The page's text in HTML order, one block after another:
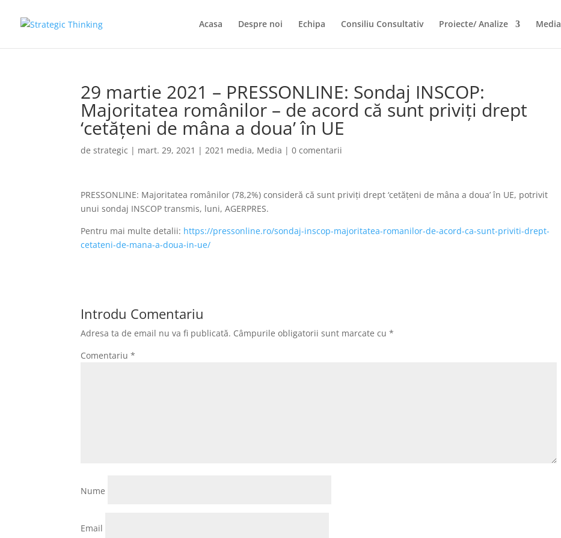
Acasa Despre noi Echipa Consiliu Consultativ Proiecte/ Analize Media
29 martie 2021 – PRESSONLINE: Sondaj INSCOP:
Majoritatea românilor – de acord că sunt priviţi drept
‘cetăţeni de mâna a doua’ în UE
destrategic | mart. 29, 2021 |2021 media, Media |0 comentarii
PRESSONLINE: Majoritatea românilor (78,2%) consideră că sunt priviţi drept ‘cetăţeni de mâna a doua’ în UE, potrivit
unui sondaj INSCOP transmis, luni, AGERPRES.
Pentru mai multe detalii: https://pressonline.ro/sondaj-inscop-majoritatea-romanilor-de-acord-ca-sunt-priviti-drept-
cetateni-de-mana-a-doua-in-ue/
Introdu Comentariu
Adresa ta de email nu va fi publicată. Câmpurile obligatorii sunt marcate cu*
Comentariu*
Nume
Email